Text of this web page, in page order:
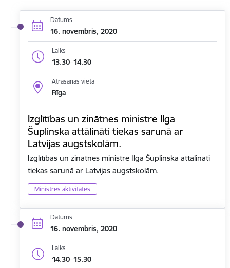
Datums
16. novembris, 2020
Laiks
13.30–14.30
Atrašanās vieta
Rīga
Izglītības un zinātnes ministre Ilga
Šuplinska attālināti tiekas sarunā ar
Latvijas augstskolām.
Izglītības un zinātnes ministre Ilga Šuplinska attālināti
tiekas sarunā ar Latvijas augstskolām.
Ministres aktivitātes
Datums
16. novembris, 2020
Laiks
14.30–15.30